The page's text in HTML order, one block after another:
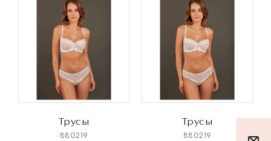
Трусы
880219
Трусы
880219